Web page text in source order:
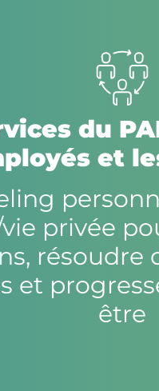
du
et
privée
résoudre
et
être